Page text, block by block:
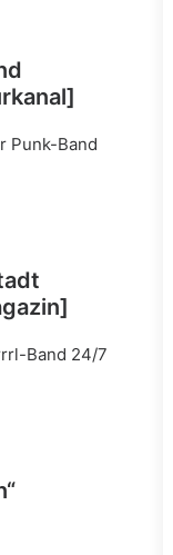
Punk-Band
Band 24/7